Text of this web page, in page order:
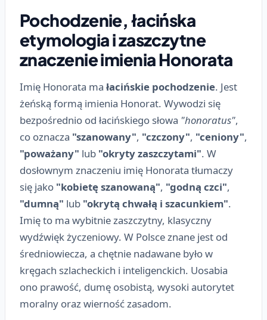
Pochodzenie, łacińska
etymologia i zaszczytne
znaczenie imienia Honorata
Imię Honorata ma łacińskie pochodzenie. Jest
żeńską formą imienia Honorat. Wywodzi się
bezpośrednio od łacińskiego słowa "honoratus",
co oznacza "szanowany", "czczony", "ceniony",
"poważany" lub "okryty zaszczytami". W
dosłownym znaczeniu imię Honorata tłumaczy
się jako "kobietę szanowaną", "godną czci",
"dumną" lub "okrytą chwałą i szacunkiem".
Imię to ma wybitnie zaszczytny, klasyczny
wydźwięk życzeniowy. W Polsce znane jest od
średniowiecza, a chętnie nadawane było w
kręgach szlacheckich i inteligenckich. Uosabia
ono prawość, dumę osobistą, wysoki autorytet
moralny oraz wierność zasadom.